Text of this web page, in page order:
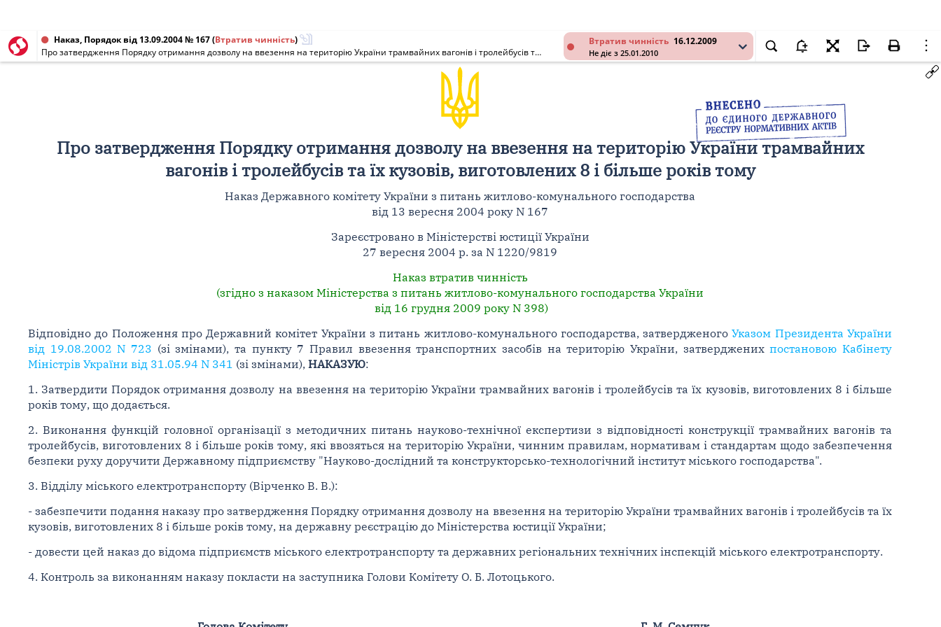
Втратив чинність 16.12.2009
Не діє з 25.01.2010
Наказ, Порядок від 13.09.2004 № 167(Втратив чинність)
Про затвердження Порядку отримання дозволу на ввезення на територію України трамвайних вагонів і тролейбусів та їх кузовів, виготовлених 8 і більше років тому